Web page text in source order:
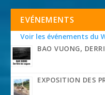
EVÉNEMENTS
Voir les événements du
BAO VUONG,
EXPOSITION DES